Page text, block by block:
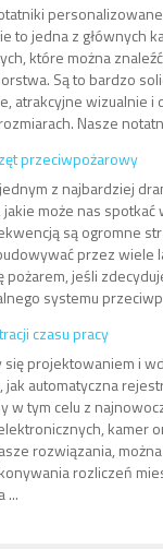
to jedna z głównych
które można
Są to bardzo
atrakcyjne wizualnie i
Nasze
przeciwpożarowy
z najbardziej
może nas spotkać
są ogromne
przez wiele
pożarem, jeśli
systemu
czasu pracy
się projektowaniem i
automatyczna
w tym celu z
kamer
rozwiązania,
rozliczeń
...